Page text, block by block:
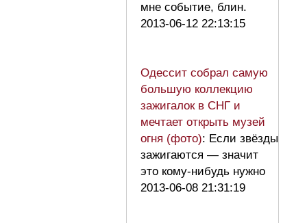
мне событие, блин.
2013-06-12 22:13:15
Одессит собрал самую
большую коллекцию
зажигалок в СНГ и
мечтает открыть музей
огня (фото): Если звёзды
зажигаются — значит
это кому-нибудь нужно
2013-06-08 21:31:19